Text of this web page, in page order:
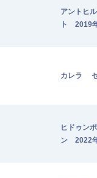
アントヒ
ト 2019
カレラ
ヒドゥン
ン 2022